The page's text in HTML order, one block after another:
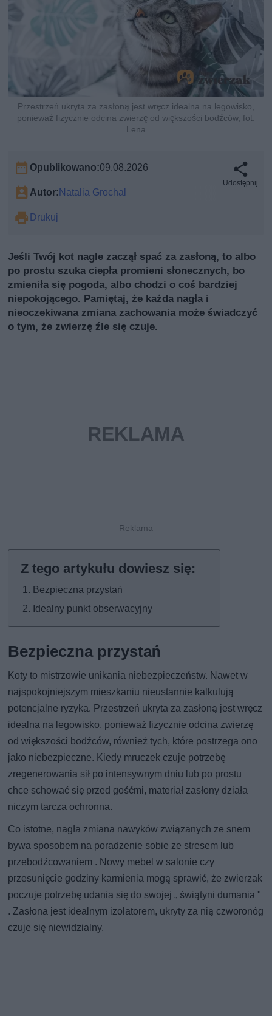
Przestrzeń ukryta za zasłoną jest wręcz idealna na legowisko,
ponieważ fizycznie odcina zwierzę od większości bodźców, fot.
Lena
Opublikowano:09.08.2026
Autor: Natalia Grochal
Drukuj
Udostępnij
Jeśli Twój kot nagle zaczął spać za zasłoną, to albo
po prostu szuka ciepła promieni słonecznych, bo
zmieniła się pogoda, albo chodzi o coś bardziej
niepokojącego. Pamiętaj, że każda nagła i
nieoczekiwana zmiana zachowania może świadczyć
o tym, że zwierzę źle się czuje.
Bezpieczna przystań
Idealny punkt obserwacyjny
Bezpieczna przystań
Koty to mistrzowie unikania niebezpieczeństw. Nawet w
najspokojniejszym mieszkaniu nieustannie kalkulują
potencjalne ryzyka. Przestrzeń ukryta za zasłoną jest wręcz
idealna na legowisko, ponieważ fizycznie odcina zwierzę
od większości bodźców, również tych, które postrzega ono
jako niebezpieczne. Kiedy mruczek czuje potrzebę
zregenerowania sił po intensywnym dniu lub po prostu
chce schować się przed gośćmi, materiał zasłony działa
niczym tarcza ochronna.
Co istotne, nagła zmiana nawyków związanych ze snem
bywa sposobem na poradzenie sobie ze stresem lub
przebodźcowaniem . Nowy mebel w salonie czy
przesunięcie godziny karmienia mogą sprawić, że zwierzak
poczuje potrzebę udania się do swojej „ świątyni dumania "
. Zasłona jest idealnym izolatorem, ukryty za nią czworonóg
czuje się niewidzialny.